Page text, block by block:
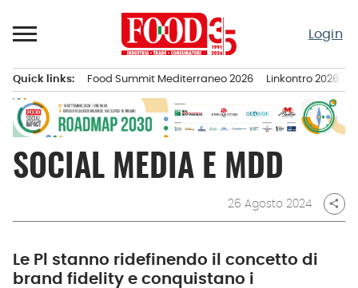
al
Login
principale
Quick links: Food Summit Mediterraneo 2026 Linkontro 2026
SOCIAL MEDIA E MDD
26 Agosto 2024 share
Le Pl stanno ridefinendo il concetto di
brand fidelity e conquistano i